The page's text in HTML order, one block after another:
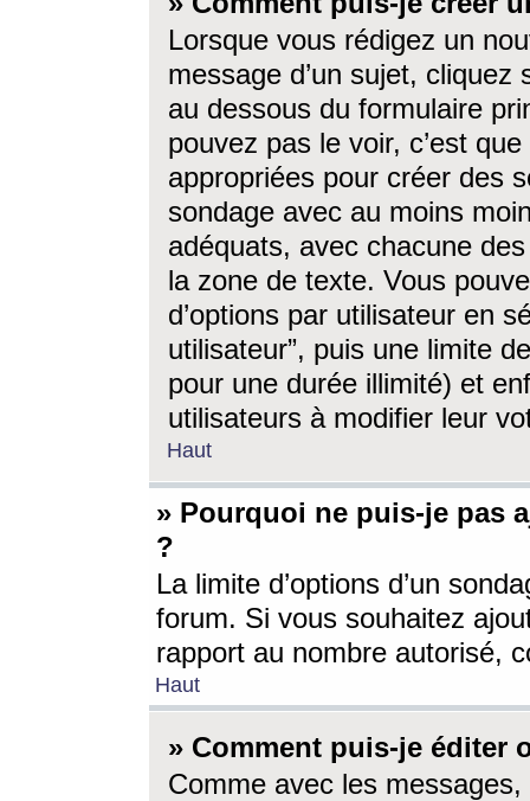
Lorsque vous rédigez un
message d’un sujet, cliquez
au dessous du formulaire
pouvez pas le voir, c’est
appropriées pour créer des
sondage avec au moins
adéquats, avec chacune
la zone de texte. Vous
d’options par utilisateur en
utilisateur”, puis une limite
pour une durée illimité) et
utilisateurs à modifier leur
Haut
» Pourquoi ne puis-je pas
?
La limite d’options d’un
forum. Si vous souhaitez
rapport au nombre autorisé,
Haut
» Comment puis-je éditer
Comme avec les